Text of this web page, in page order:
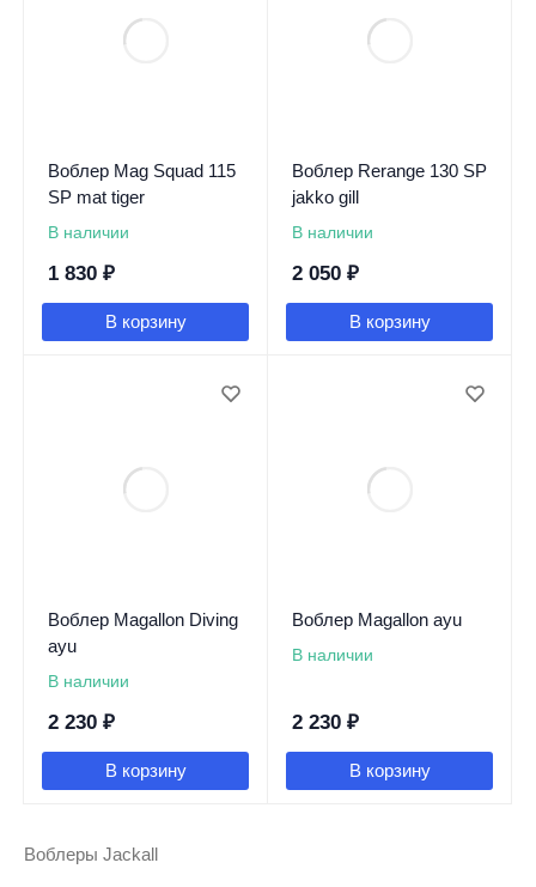
Воблер Mag Squad 115
SP mat tiger
В наличии
1 830 ₽
В корзину
Воблер Rerange 130 SP
jakko gill
В наличии
2 050 ₽
В корзину
Воблер Magallon Diving
ayu
В наличии
2 230 ₽
В корзину
Воблер Magallon ayu
В наличии
2 230 ₽
В корзину
Воблеры Jackall